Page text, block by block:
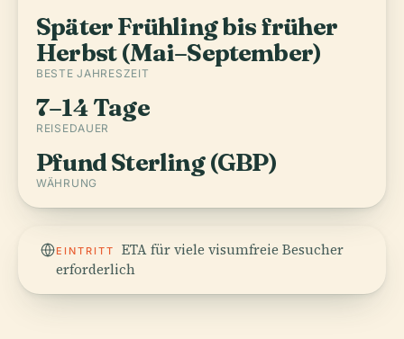
Später Frühling bis früher
Herbst (Mai–September)
BESTE JAHRESZEIT
7–14 Tage
REISEDAUER
Pfund Sterling (GBP)
WÄHRUNG
EINTRITT
ETA für viele visumfreie Besucher
erforderlich